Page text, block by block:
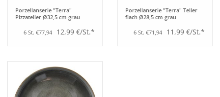
Berufsbekleidung
Technik
Porzellanserie "Terra"
Pizzateller Ø32,5 cm grau
6 St. €77,94 12,99 €/St.*
Porzellanserie "Terra" Teller
flach Ø28,5 cm grau
6 St. €71,94 11,99 €/St.*